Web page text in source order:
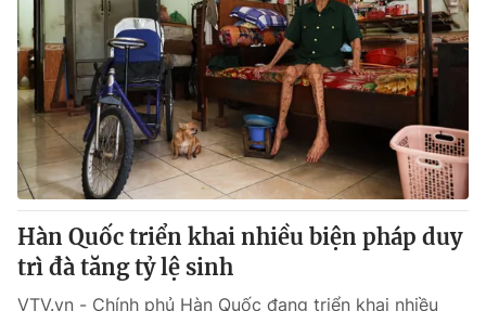
Thế giới
Tin tức
Thế giới đó đây
Câu chuyện quốc tế
Kinh tế
Tài chính
Thị trường
Góc doanh nghiệp
Dữ liệu và đời sống
Truyền hình
Giải trí
Hàn Quốc triển khai nhiều biện pháp duy
trì đà tăng tỷ lệ sinh
VTV.vn - Chính phủ Hàn Quốc đang triển khai nhiều